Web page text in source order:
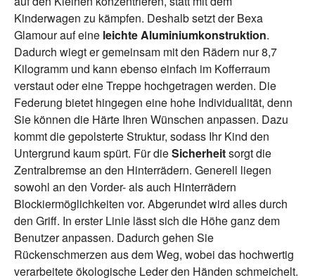
Kinderwagen zu kämpfen. Deshalb setzt der Bexa
Glamour auf eine leichte Aluminiumkonstruktion.
Dadurch wiegt er gemeinsam mit den Rädern nur 8,7
Kilogramm und kann ebenso einfach im Kofferraum
verstaut oder eine Treppe hochgetragen werden. Die
Federung bietet hingegen eine hohe Individualität, denn
Sie können die Härte Ihren Wünschen anpassen. Dazu
kommt die gepolsterte Struktur, sodass Ihr Kind den
Untergrund kaum spürt. Für dieSicherheitsorgt die
Zentralbremse an den Hinterrädern. Generell liegen
sowohl an den Vorder- als auch Hinterrädern
Blockiermöglichkeiten vor. Abgerundet wird alles durch
den Griff. In erster Linie lässt sich die Höhe ganz dem
Benutzer anpassen. Dadurch gehen Sie
Rückenschmerzen aus dem Weg, wobei das hochwertig
verarbeitete ökologische Leder den Händen schmeichelt.